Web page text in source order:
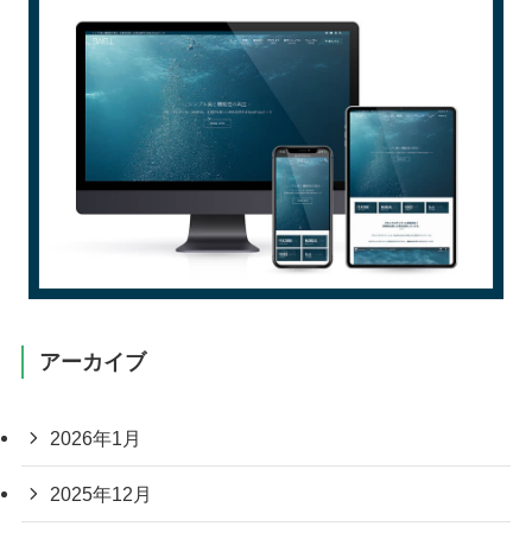
アーカイブ
2026年1月
2025年12月